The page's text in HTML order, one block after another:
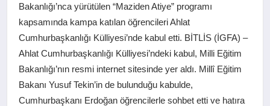
SPOR
EKONOMI
SAĞLIK
Bakanlığı’nca yürütülen “Maziden Atiye” programı
kapsamında kampa katılan öğrencileri Ahlat
Cumhurbaşkanlığı Külliyesi’nde kabul etti. BİTLİS (İGFA) –
Ahlat Cumhurbaşkanlığı Külliyesi’ndeki kabul, Milli Eğitim
Bakanlığı’nın resmi internet sitesinde yer aldı. Millî Eğitim
Bakanı Yusuf Tekin’in de bulunduğu kabulde,
Cumhurbaşkanı Erdoğan öğrencilerle sohbet etti ve hatıra